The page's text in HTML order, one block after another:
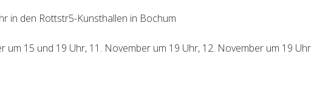
in den Rottstr5-Kunsthallen in Bochum
um 15 und 19 Uhr, 11. November um 19 Uhr, 12. November um 19 Uhr